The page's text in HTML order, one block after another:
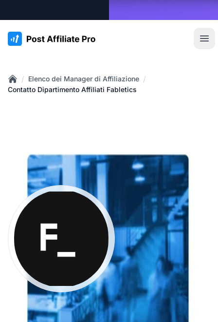
:site.title
Home
/ Elenco dei Manager di Affiliazione /
Contatto Dipartimento Affiliati Fabletics